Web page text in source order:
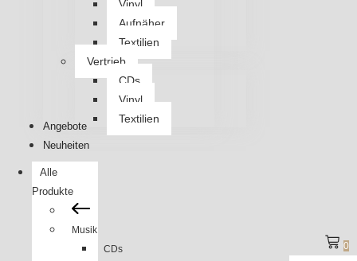
Vinyl
Aufnäher
Textilien
Vertrieb
CDs
Vinyl
Textilien
Angebote
Neuheiten
Alle
Produkte
Musik
CDs
0